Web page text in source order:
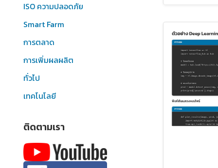
ISO ความปลอดภัย
Smart Farm
การตลาด
การเพิ่มผลผลิต
ทั่วไป
เทคโนโลยี
ติดตามเรา